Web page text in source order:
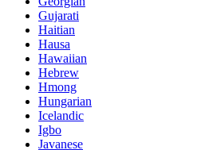
Gujarati
Haitian
Hausa
Hawaiian
Hebrew
Hmong
Hungarian
Icelandic
Igbo
Javanese